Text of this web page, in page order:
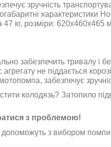
зручність
характеристики
47 кг, розміри: 620х460х465
забезпечить тривалу і
не піддається
забезпечує
колодязь? Затопило
з проблемою!
з вибором